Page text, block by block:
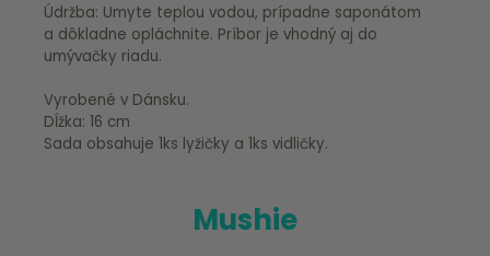
Údržba: Umyte teplou vodou, prípadne saponátom
a dôkladne opláchnite. Príbor je vhodný aj do
umývačky riadu.
Vyrobené v Dánsku.
Dĺžka: 16 cm
Sada obsahuje 1ks lyžičky a 1ks vidličky.
Mushie